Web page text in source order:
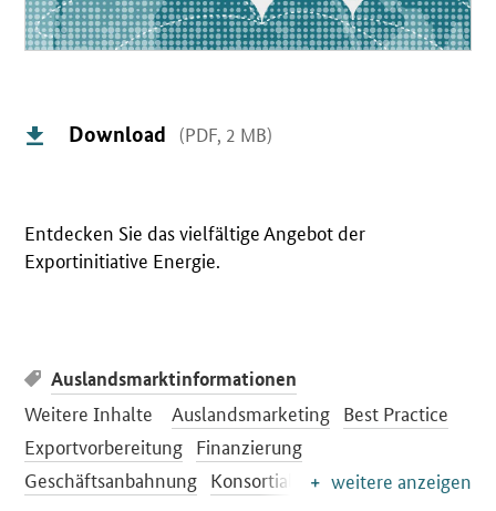
Download (PDF, 2 MB)
Entdecken Sie das vielfältige Angebot der
Exportinitiative Energie.
Auslandsmarktinformationen
Weitere Inhalte Auslandsmarketing Best Practice
Exportvorbereitung Finanzierung
Geschäftsanbahnung Konsortialbildungweitere anzeigen